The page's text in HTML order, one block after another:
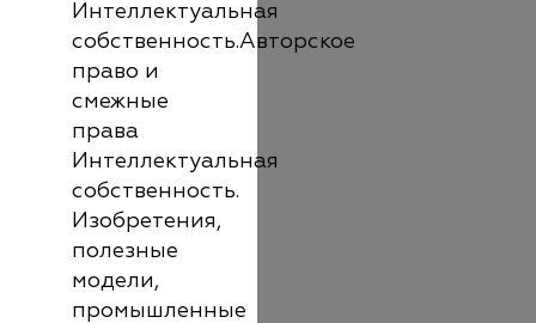
Интеллектуальная
собственность.Авторское
право и
смежные
права
Интеллектуальная
собственность.
Изобретения,
полезные
модели,
промышленные